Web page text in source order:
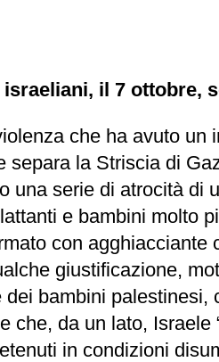
il 7 ottobre,
che ha avuto
la Striscia di
una serie di atrocità di
e bambini molto
con
giustificazione,
bambini
da un lato,
in condizioni